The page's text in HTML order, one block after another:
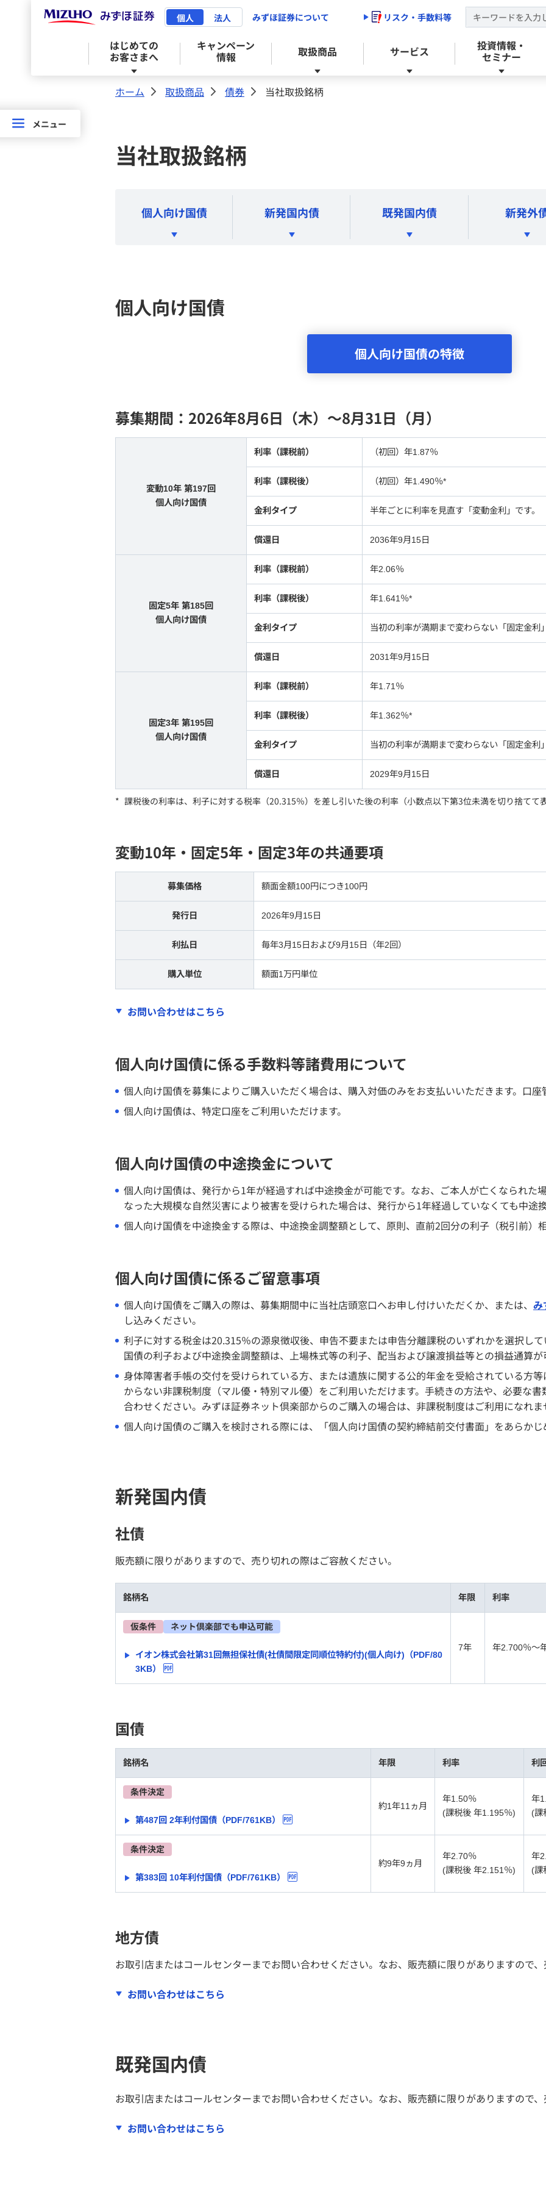
個人 法人 みずほ証券について リスク・手数料等
はじめての
お客さまへ
キャンペーン
情報 取扱商品 サービス 投資情報・
セミナー
みずほ証券 はじめてガイド
ファンドラップ
みずほ証券ネット倶楽部
ライフデザイン・リモートサービス
マーケット情報
お問い合わせ
来店予約サービス
メニュー
メニュー
取扱
ホーム 取扱商品 債券 当社取扱銘柄
当社取扱銘柄
個人向け国債 新発国内債 既発国内債 新発外
個人向け国債
個人向け国債の特徴
募集期間：2026年8月6日（木）～8月31日（月）
変動10年 第197回
個人向け国債
利率（課税前） （初回）年1.87％
利率（課税後） （初回）年1.490％*
金利タイプ 半年ごとに利率を見直す「変動金利」です。
償還日 2036年9月15日
固定5年 第185回
個人向け国債
利率（課税前） 年2.06％
利率（課税後） 年1.641％*
金利タイプ 当初の利率が満期まで変わらない「固定金利
償還日 2031年9月15日
固定3年 第195回
個人向け国債
利率（課税前） 年1.71％
利率（課税後） 年1.362％*
金利タイプ 当初の利率が満期まで変わらない「固定金利
償還日 2029年9月15日
* 課税後の利率は、利子に対する税率（20.315％）を差し引いた後の利率（小数点以下第3位未満を切り捨てて
変動10年・固定5年・固定3年の共通要項
募集価格 額面金額100円につき100円
発行日 2026年9月15日
利払日 毎年3月15日および9月15日（年2回）
購入単位 額面1万円単位
お問い合わせはこちら
個人向け国債に係る手数料等諸費用について
個人向け国債を募集によりご購入いただく場合は、購入対価のみをお支払いいただきます。口座
個人向け国債は、特定口座をご利用いただけます。
個人向け国債の中途換金について
個人向け国債は、発行から1年が経過すれば中途換金が可能です。なお、ご本人が亡くなられた
なった大規模な自然災害により被害を受けられた場合は、発行から1年経過していなくても中途換
個人向け国債を中途換金する際は、中途換金調整額として、原則、直前2回分の利子（税引前）
個人向け国債に係るご留意事項
個人向け国債をご購入の際は、募集期間中に当社店頭窓口へお申し付けいただくか、または、 み
し込みください。
利子に対する税金は20.315％の源泉徴収後、申告不要または申告分離課税のいずれかを選択し
国債の利子および中途換金調整額は、上場株式等の利子、配当および譲渡損益等との損益通算が
身体障害者手帳の交付を受けられている方、または遺族に関する公的年金を受給されている方
からない非課税制度（マル優・特別マル優）をご利用いただけます。手続きの方法や、必要な
合わせください。みずほ証券ネット倶楽部からのご購入の場合は、非課税制度はご利用になれま
個人向け国債のご購入を検討される際には、「個人向け国債の契約締結前交付書面」をあらかじ
新発国内債
社債
販売額に限りがありますので、売り切れの際はご容赦ください。
銘柄名 年限 利率
仮条件 ネット倶楽部でも申込可能
イオン株式会社第31回無担保社債(社債間限定同順位特約付)(個人向け)（PDF/80
3KB）
7年 年2.700％～
国債
銘柄名 年限 利率 利
条件決定
第487回 2年利付国債（PDF/761KB）
約1年11ヵ月
年1.50％
(課税後 年1.195％)
年
(課
条件決定
第383回 10年利付国債（PDF/761KB）
約9年9ヵ月
年2.70％
(課税後 年2.151％)
年
(課
地方債
お取引店またはコールセンターまでお問い合わせください。なお、販売額に限りがありますので、
お問い合わせはこちら
既発国内債
お取引店またはコールセンターまでお問い合わせください。なお、販売額に限りがありますので、
お問い合わせはこちら